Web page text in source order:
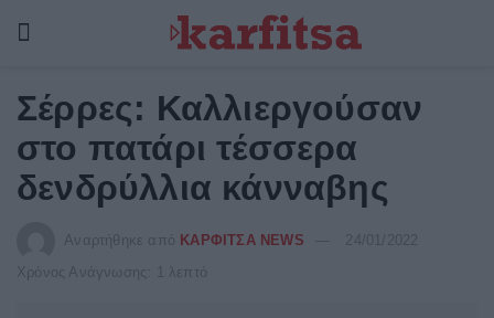
Σέρρες: Καλλιεργούσαν
στο πατάρι τέσσερα
δενδρύλλια κάνναβης
Αναρτήθηκε από ΚΑΡΦΙΤΣΑ NEWS
Χρόνος Ανάγνωσης: 1 λεπτό